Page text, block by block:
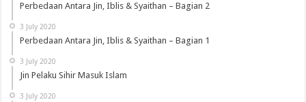
Perbedaan Antara Jin, Iblis & Syaithan – Bagian 2
3 July 2020
Perbedaan Antara Jin, Iblis & Syaithan – Bagian 1
3 July 2020
Jin Pelaku Sihir Masuk Islam
3 July 2020